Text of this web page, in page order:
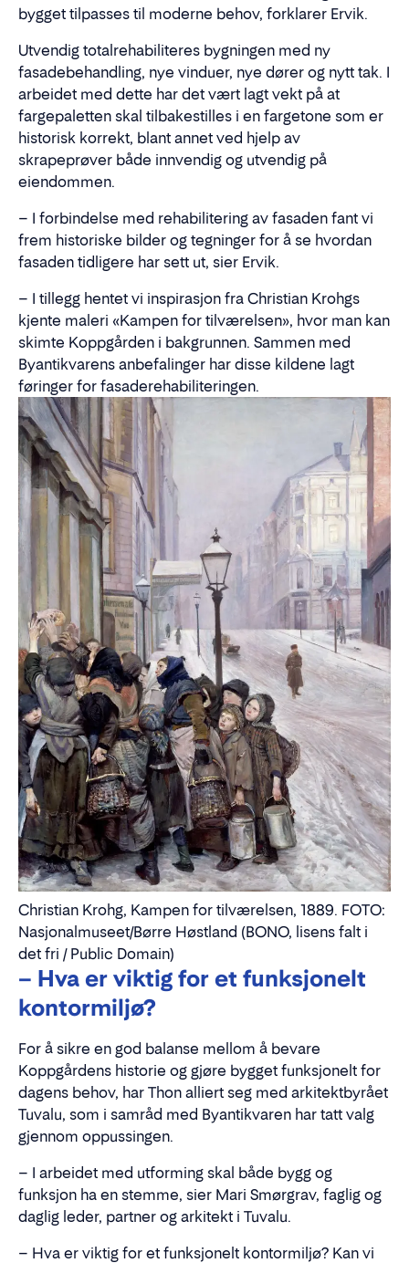
bygget tilpasses til moderne behov, forklarer Ervik.
Utvendig totalrehabiliteres bygningen med ny
fasadebehandling, nye vinduer, nye dører og nytt tak. I
arbeidet med dette har det vært lagt vekt på at
fargepaletten skal tilbakestilles i en fargetone som er
historisk korrekt, blant annet ved hjelp av
skrapeprøver både innvendig og utvendig på
eiendommen.
– I forbindelse med rehabilitering av fasaden fant vi
frem historiske bilder og tegninger for å se hvordan
fasaden tidligere har sett ut, sier Ervik.
– I tillegg hentet vi inspirasjon fra Christian Krohgs
kjente maleri «Kampen for tilværelsen», hvor man kan
skimte Koppgården i bakgrunnen. Sammen med
Byantikvarens anbefalinger har disse kildene lagt
føringer for fasaderehabiliteringen.
Christian Krohg, Kampen for tilværelsen, 1889. FOTO:
Nasjonalmuseet/Børre Høstland (BONO, lisens falt i
det fri / Public Domain)
– Hva er viktig for et funksjonelt
kontormiljø?
For å sikre en god balanse mellom å bevare
Koppgårdens historie og gjøre bygget funksjonelt for
dagens behov, har Thon alliert seg med arkitektbyrået
Tuvalu, som i samråd med Byantikvaren har tatt valg
gjennom oppussingen.
– I arbeidet med utforming skal både bygg og
funksjon ha en stemme, sier Mari Smørgrav, faglig og
daglig leder, partner og arkitekt i Tuvalu.
– Hva er viktig for et funksjonelt kontormiljø? Kan vi